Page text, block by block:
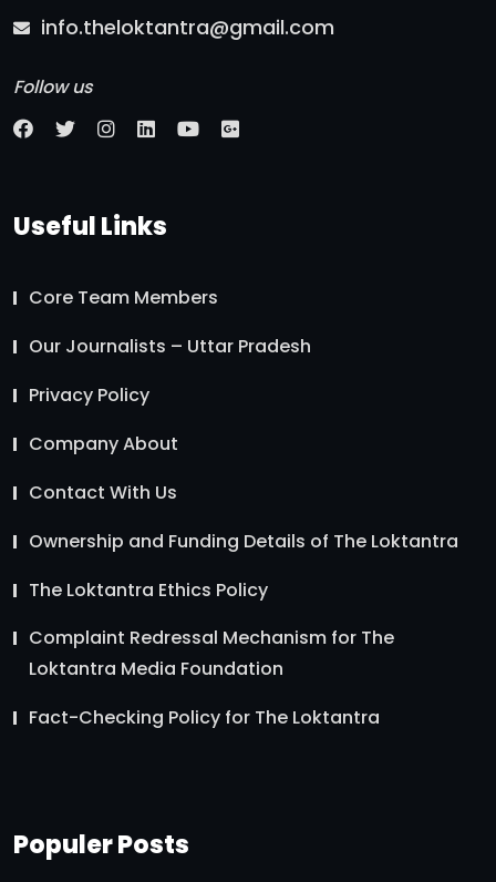
info.theloktantra@gmail.com
Follow us
Useful Links
Core Team Members
Our Journalists – Uttar Pradesh
Privacy Policy
Company About
Contact With Us
Ownership and Funding Details of The Loktantra
The Loktantra Ethics Policy
Complaint Redressal Mechanism for The
Loktantra Media Foundation
Fact-Checking Policy for The Loktantra
Populer Posts